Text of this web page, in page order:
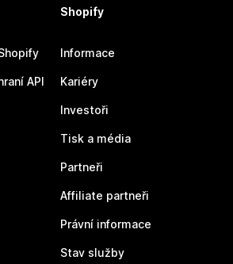
API
Shopify
Informace
Kariéry
Investoři
Tisk a média
Partneři
Affiliate partneři
Právní informace
Stav služby